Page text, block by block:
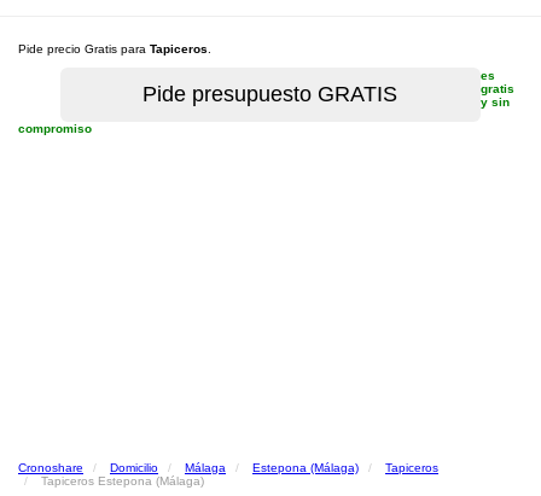
Pide precio Gratis para Tapiceros
es
gratis
y sin
compromiso
Cronoshare Domicilio Málaga Estepona (Málaga)
Tapiceros
Tapiceros Estepona (Málaga)